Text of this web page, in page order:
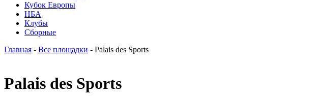
Кубок Европы
НБА
Клубы
Сборные
Главная - Все площадки - Palais des Sports
Palais des Sports